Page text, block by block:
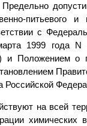
Предельно
питьевого и
с
1999 года N
Положением о
Российской
на всей
химических